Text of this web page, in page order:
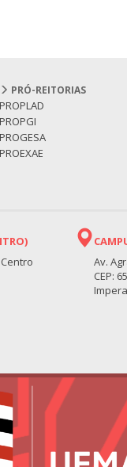
PRÓ-REITORIAS
PROPLAD
PROPGI
PROGESA
PROEXAE
Av.
CEP: